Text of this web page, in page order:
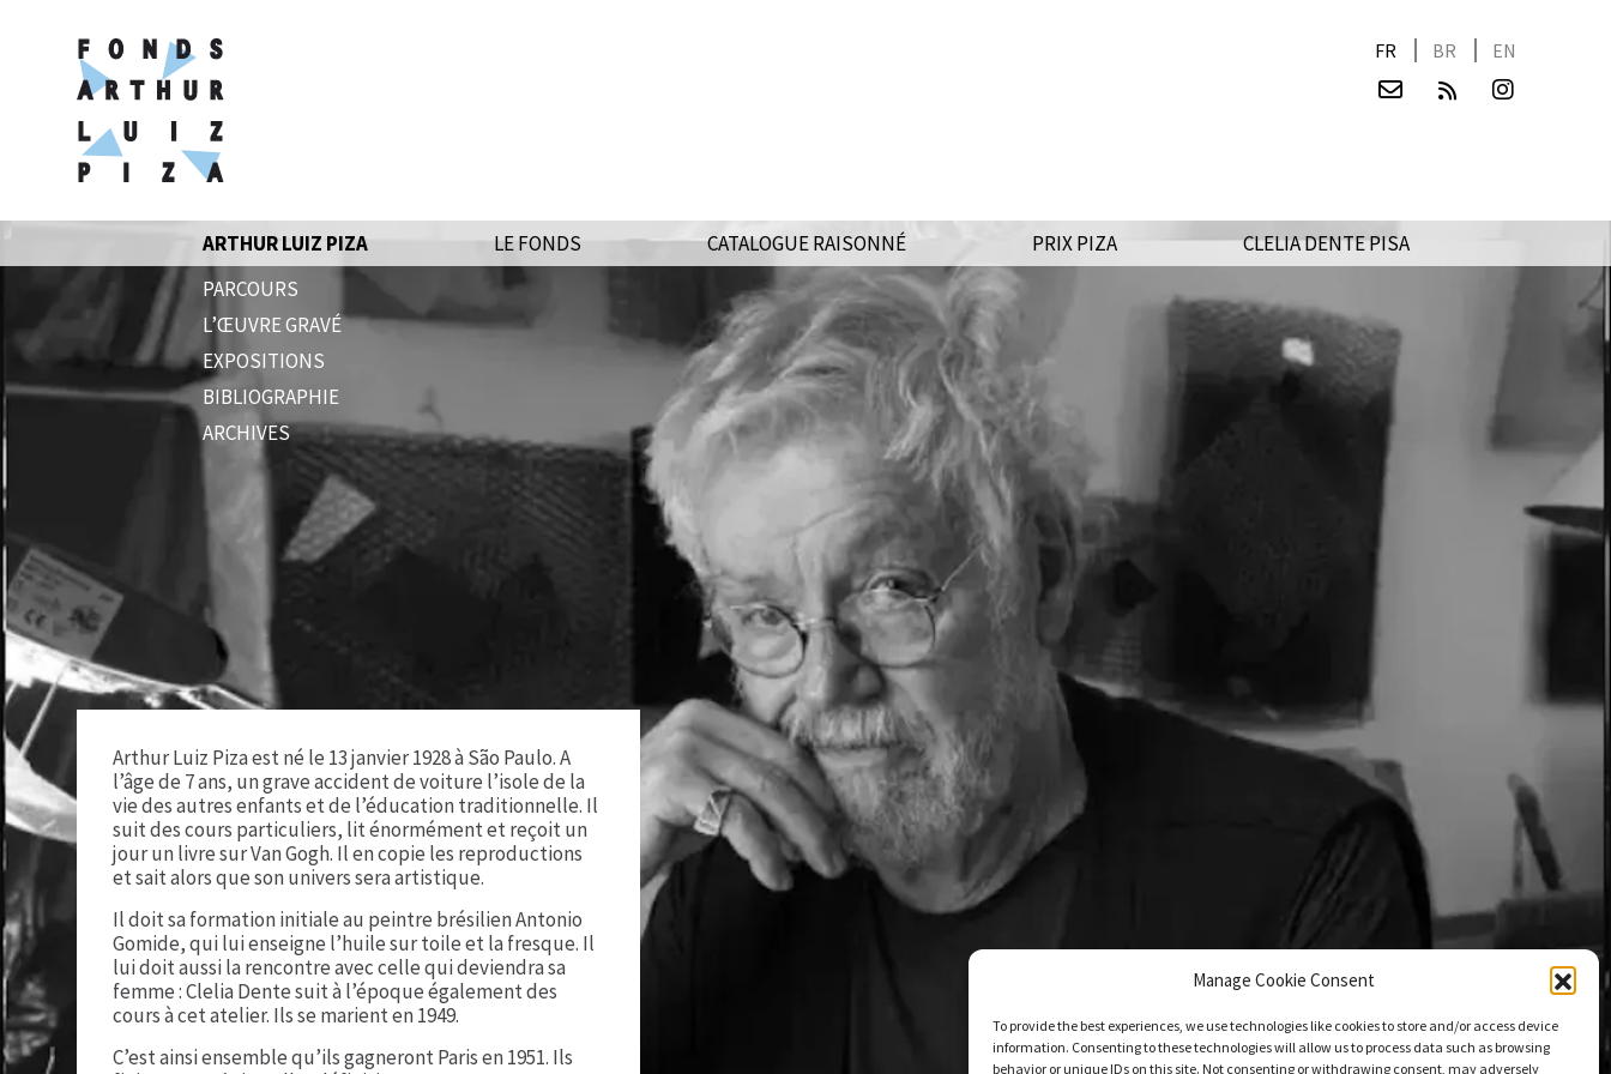
Manage Cookie Consent
To provide the best experiences, we use technologies like cookies to store and/or access device
information. Consenting to these technologies will allow us to process data such as browsing
behavior or unique IDs on this site. Not consenting or withdrawing consent, may adversely
FR BR EN
ARTHUR LUIZ PIZA
PARCOURS
L’ŒUVRE GRAVÉ
EXPOSITIONS
BIBLIOGRAPHIE
ARCHIVES
LE FONDS CATALOGUE RAISONNÉ PRIX PIZA CLELIA DENTE PISA
Arthur Luiz Piza est né le 13 janvier 1928 à São Paulo. A
l’âge de 7 ans, un grave accident de voiture l’isole de la
vie des autres enfants et de l’éducation traditionnelle. Il
suit des cours particuliers, lit énormément et reçoit un
jour un livre sur Van Gogh. Il en copie les reproductions
et sait alors que son univers sera artistique.
Il doit sa formation initiale au peintre brésilien Antonio
Gomide, qui lui enseigne l’huile sur toile et la fresque. Il
lui doit aussi la rencontre avec celle qui deviendra sa
femme : Clelia Dente suit à l’époque également des
cours à cet atelier. Ils se marient en 1949.
C’est ainsi ensemble qu’ils gagneront Paris en 1951. Ils